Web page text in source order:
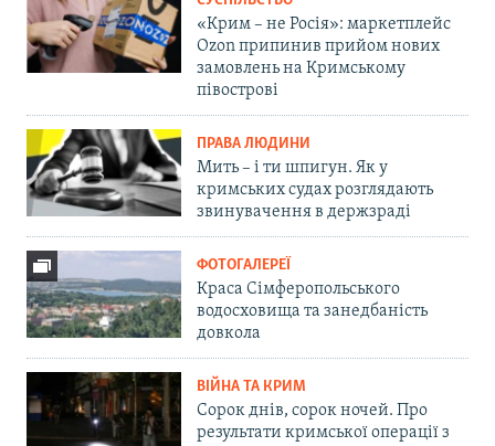
«Крим – не Росія»: маркетплейс
Ozon припинив прийом нових
замовлень на Кримському
півострові
ПРАВА ЛЮДИНИ
Мить – і ти шпигун. Як у
кримських судах розглядають
звинувачення в держзраді
ФОТОГАЛЕРЕЇ
Краса Сімферопольського
водосховища та занедбаність
довкола
ВІЙНА ТА КРИМ
Сорок днів, сорок ночей. Про
результати кримської операції з